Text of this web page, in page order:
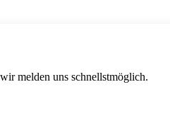
melden uns schnellstmöglich.